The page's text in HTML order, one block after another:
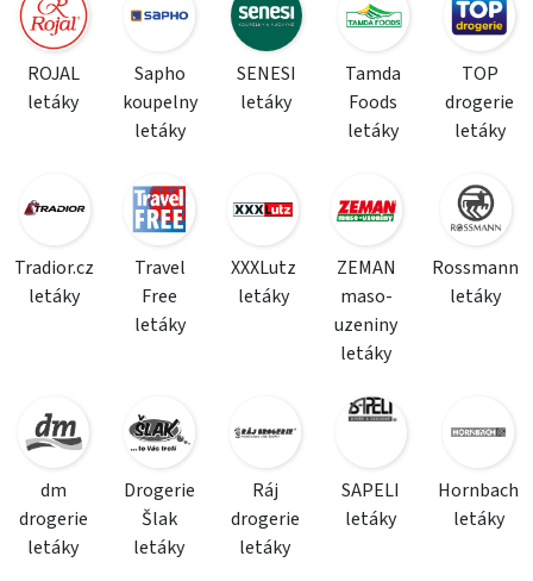
ROJAL
letáky
Sapho
koupelny
letáky
SENESI
letáky
Tamda
Foods
letáky
TOP
drogerie
letáky
Tradior.cz
letáky
Travel
Free
letáky
XXXLutz
letáky
ZEMAN
maso-
uzeniny
letáky
Rossmann
letáky
dm
drogerie
letáky
Drogerie
Šlak
letáky
Ráj
drogerie
letáky
SAPELI
letáky
Hornbach
letáky